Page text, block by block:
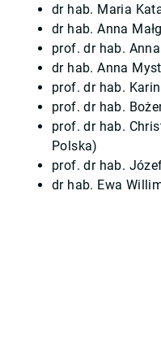
dr hab. Maria
dr hab. Anna
prof. dr hab.
dr hab. Anna
prof. dr hab.
prof. dr hab.
prof. dr hab.
Polska)
prof. dr hab.
dr hab. Ewa